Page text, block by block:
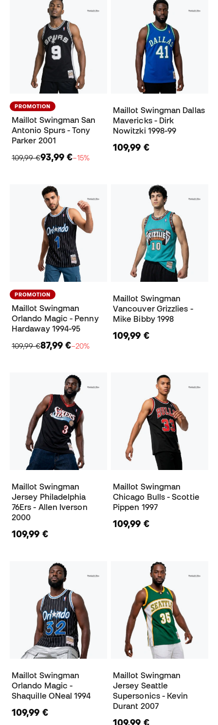
PROMOTION
Maillot Swingman San
Antonio Spurs - Tony
Parker 2001
109,99 €93,99 €−15%
Maillot Swingman Dallas
Mavericks - Dirk
Nowitzki 1998-99
109,99 €
PROMOTION
Maillot Swingman
Orlando Magic - Penny
Hardaway 1994-95
109,99 €87,99 €−20%
Maillot Swingman
Vancouver Grizzlies -
Mike Bibby 1998
109,99 €
Maillot Swingman
Jersey Philadelphia
76Ers - Allen Iverson
2000
109,99 €
Maillot Swingman
Chicago Bulls - Scottie
Pippen 1997
109,99 €
Maillot Swingman
Orlando Magic -
Shaquille ONeal 1994
109,99 €
Maillot Swingman
Jersey Seattle
Supersonics - Kevin
Durant 2007
109,99 €